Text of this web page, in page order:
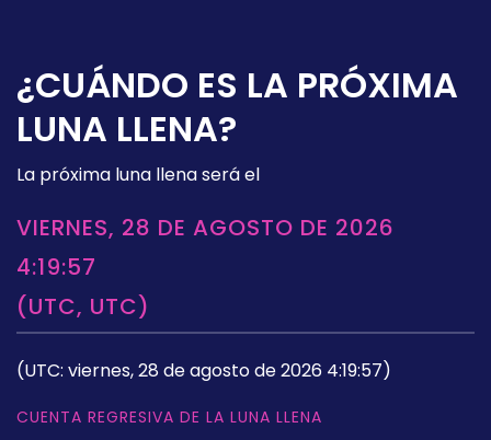
¿CUÁNDO ES LA PRÓXIMA
LUNA LLENA?
La próxima luna llena será el
VIERNES, 28 DE AGOSTO DE 2026
4:19:57
(UTC, UTC)
(UTC: viernes, 28 de agosto de 2026 4:19:57)
CUENTA REGRESIVA DE LA LUNA LLENA